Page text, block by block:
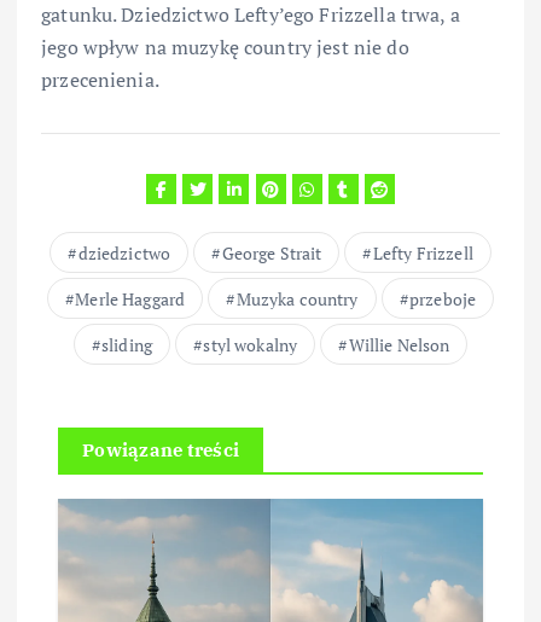
gatunku. Dziedzictwo Lefty’ego Frizzella trwa, a
jego wpływ na muzykę country jest nie do
przecenienia.
dziedzictwo George Strait
Lefty Frizzell
Merle Haggard
Muzyka country
przeboje
sliding
styl wokalny Willie Nelson
Powiązane treści